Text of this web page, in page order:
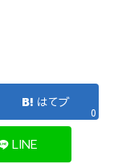
はてブ
0
LINE